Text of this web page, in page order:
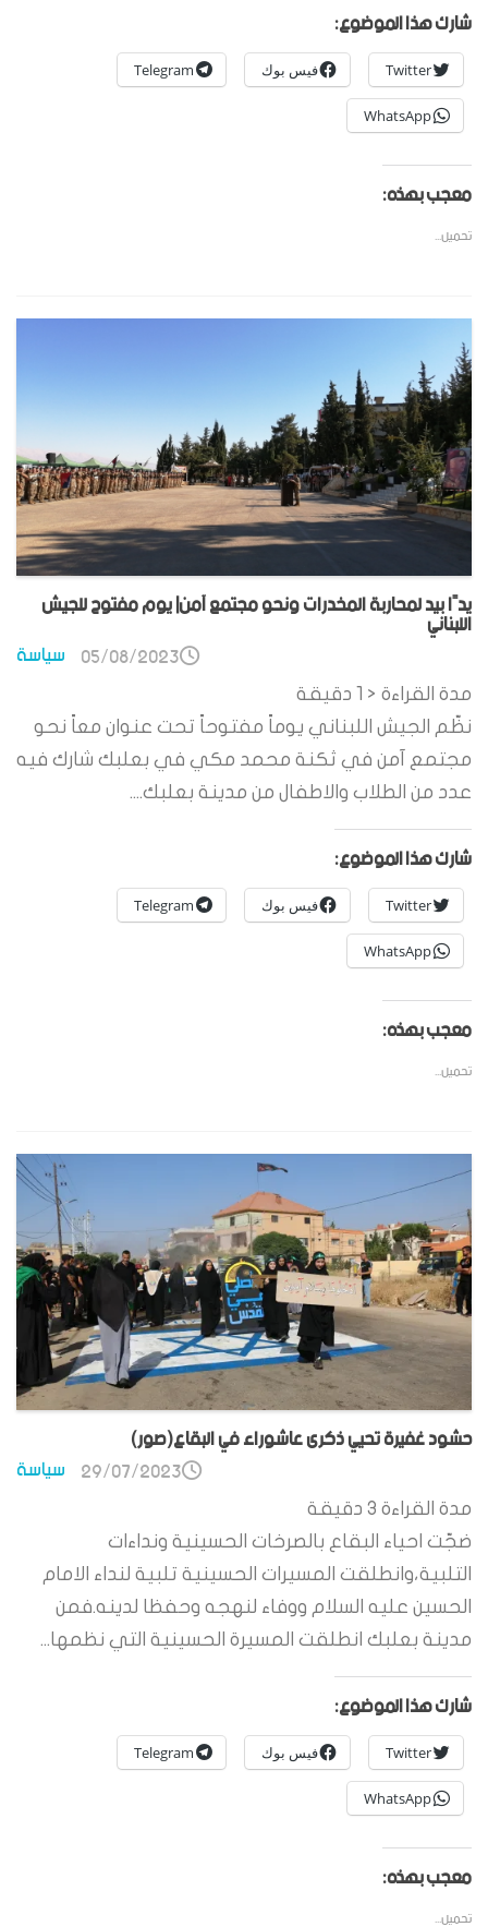
شارك هذا الموضوع:
Twitter فيس بوك Telegram
WhatsApp
معجب بهذه:
تحميل...
يدًا بيد لمحاربة المخدرات ونحو مجتمع آمن| يوم مفتوح للجيش
اللبناني
سياسة 05/08/2023
مدة القراءة < 1
دقيقة
نظّم الجيش اللبناني يوماً مفتوحاً تحت عنوان معاً نحو
مجتمع آمن في ثكنة محمد مكي في بعلبك شارك فيه
عدد من الطلاب والاطفال من مدينة بعلبك....
شارك هذا الموضوع:
Twitter فيس بوك Telegram
WhatsApp
معجب بهذه:
تحميل...
حشود غفيرة تحيي ذكرى عاشوراء في البقاع(صور)
سياسة 29/07/2023
مدة القراءة 3 دقيقة
ضجّت احياء البقاع بالصرخات الحسينية ونداءات
التلبية،وانطلقت المسيرات الحسينية تلبية لنداء الامام
الحسين عليه السلام ووفاء لنهجه وحفظا لدينه.فمن
مدينة بعلبك انطلقت المسيرة الحسينية التي نظمها...
شارك هذا الموضوع:
Twitter فيس بوك Telegram
WhatsApp
معجب بهذه:
تحميل...